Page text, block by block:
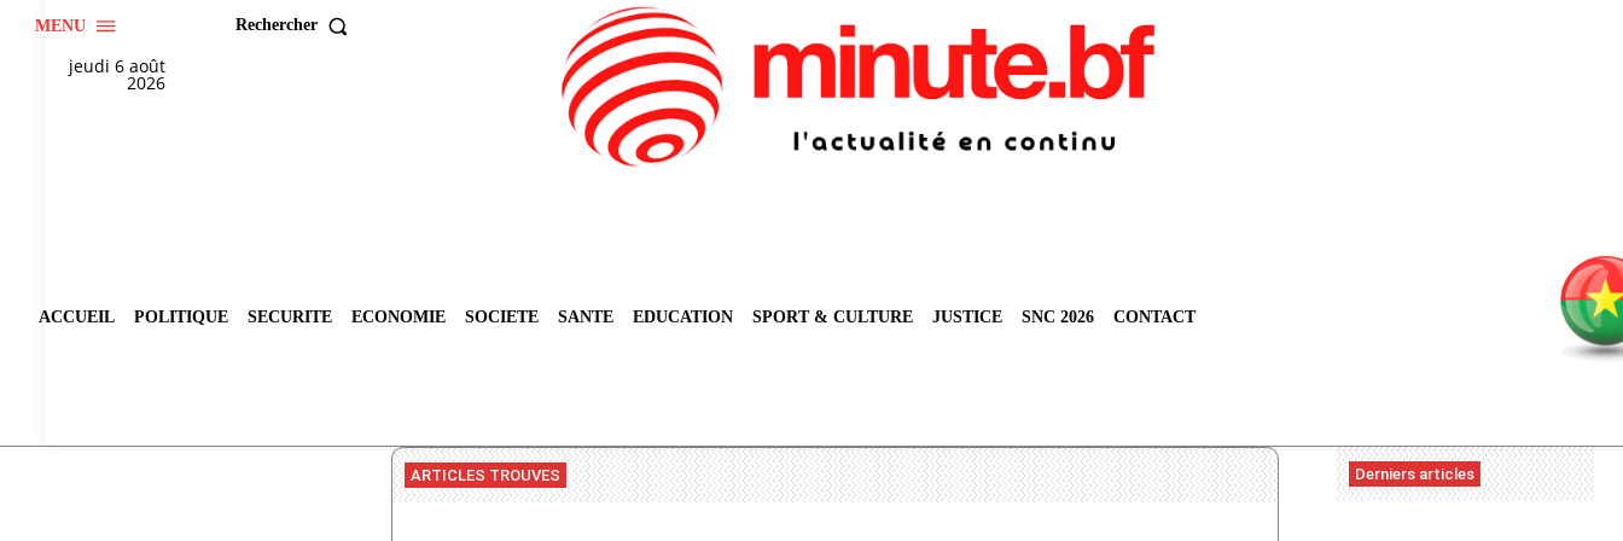
MENU Rechercher
jeudi 6 août
2026
ACCUEIL POLITIQUE SECURITE ECONOMIE SOCIETE SANTE EDUCATION SPORT & CULTURE JUSTICE SNC 2026 CONTACT
ARTICLES TROUVES Derniers articles